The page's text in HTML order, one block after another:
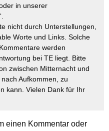
in unserer
nicht durch Unterstellungen,
Worte und Links. Solche
werden
bei TE liegt. Bitte
zwischen Mitternacht und
Aufkommen, zu
kann. Vielen Dank für Ihr
einen Kommentar oder